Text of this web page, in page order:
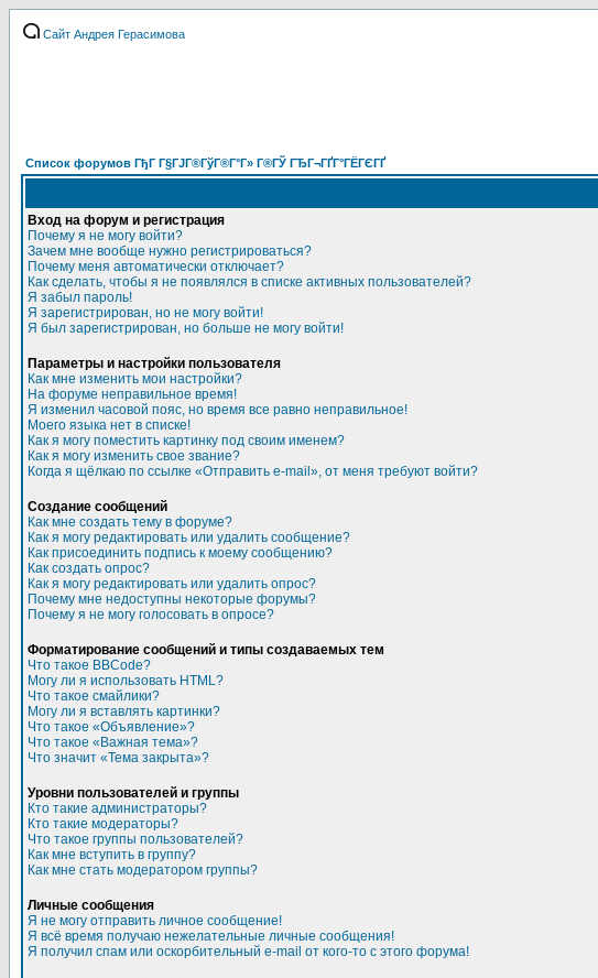
Сайт Андрея Герасимова
Список форумов ГђГ Г§ГЈГ®ГўГ®Г°Г» Г®ГЎ ГЂГ¬ГҐГ°ГЁГЄГҐ
Вход на форум и регистрация
Почему я не могу войти?
Зачем мне вообще нужно регистрироваться?
Почему меня автоматически отключает?
Как сделать, чтобы я не появлялся в списке активных пользователей?
Я забыл пароль!
Я зарегистрирован, но не могу войти!
Я был зарегистрирован, но больше не могу войти!
Параметры и настройки пользователя
Как мне изменить мои настройки?
На форуме неправильное время!
Я изменил часовой пояс, но время все равно неправильное!
Моего языка нет в списке!
Как я могу поместить картинку под своим именем?
Как я могу изменить свое звание?
Когда я щёлкаю по ссылке «Отправить e-mail», от меня требуют войти?
Создание сообщений
Как мне создать тему в форуме?
Как я могу редактировать или удалить сообщение?
Как присоединить подпись к моему сообщению?
Как создать опрос?
Как я могу редактировать или удалить опрос?
Почему мне недоступны некоторые форумы?
Почему я не могу голосовать в опросе?
Форматирование сообщений и типы создаваемых тем
Что такое BBCode?
Могу ли я использовать HTML?
Что такое смайлики?
Могу ли я вставлять картинки?
Что такое «Объявление»?
Что такое «Важная тема»?
Что значит «Тема закрыта»?
Уровни пользователей и группы
Кто такие администраторы?
Кто такие модераторы?
Что такое группы пользователей?
Как мне вступить в группу?
Как мне стать модератором группы?
Личные сообщения
Я не могу отправить личное сообщение!
Я всё время получаю нежелательные личные сообщения!
Я получил спам или оскорбительный e-mail от кого-то с этого форума!